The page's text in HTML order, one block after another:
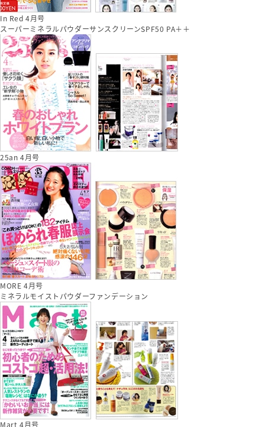
In Red 4月号
スーパーミネラルパウダーサンスクリーンSPF50 PA＋＋
25an 4月号
MORE 4月号
ミネラルモイストパウダーファンデーション
Mart 4月号